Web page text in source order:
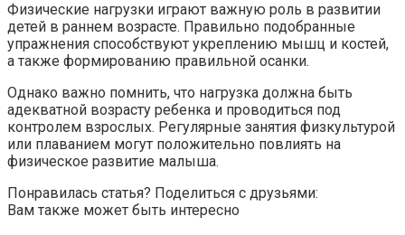
Физические нагрузки играют важную роль в развитии
детей в раннем возрасте. Правильно подобранные
упражнения способствуют укреплению мышц и костей,
а также формированию правильной осанки.
Однако важно помнить, что нагрузка должна быть
адекватной возрасту ребенка и проводиться под
контролем взрослых. Регулярные занятия физкультурой
или плаванием могут положительно повлиять на
физическое развитие малыша.
Понравилась статья? Поделиться с друзьями:
Вам также может быть интересно